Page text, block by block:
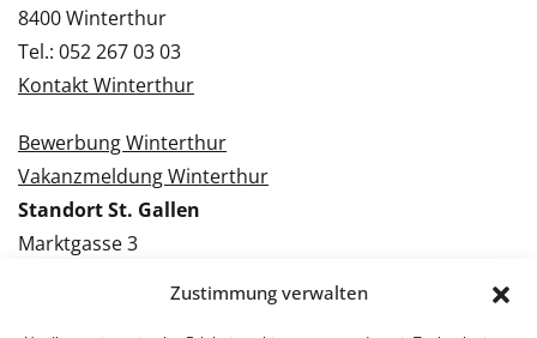
Zustimmung verwalten
8400 Winterthur
Tel.: 052 267 03 03
Kontakt Winterthur
Bewerbung Winterthur
Vakanzmeldung Winterthur
Standort St. Gallen
Marktgasse 3